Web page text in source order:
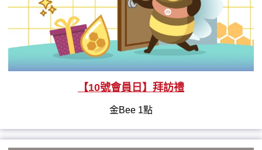
【10號會員日】拜訪禮
金Bee 1點